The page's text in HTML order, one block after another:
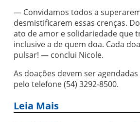
— Convidamos todos a
desmistificarem essas crenças.
ato de amor e solidariedade que
inclusive a de quem doa. Cada
pulsar! — conclui Nicole.
As doações devem ser
pelo telefone (54) 3292-8500.
Leia Mais